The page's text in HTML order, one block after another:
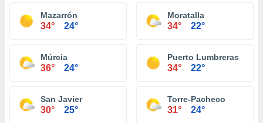
Mazarrón
34° 24°
Moratalla
34° 22°
Múrcia
36° 24°
Puerto Lumbreras
34° 22°
San Javier
30° 25°
Torre-Pacheco
31° 24°